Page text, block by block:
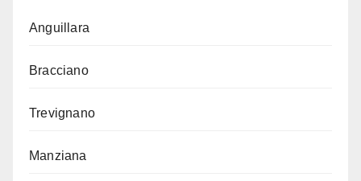
Anguillara
Bracciano
Trevignano
Manziana